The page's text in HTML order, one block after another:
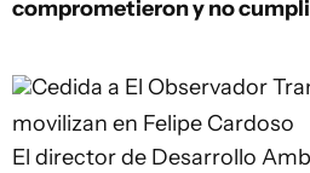
comprometieron y no
Cedida a El Observador
movilizan en Felipe Cardoso
El director de Desarrollo